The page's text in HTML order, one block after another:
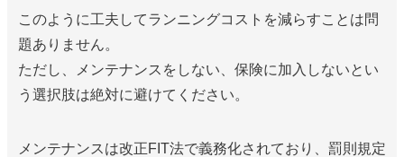
このように工夫してランニングコストを減らすことは問
題ありません。
ただし、メンテナンスをしない、保険に加入しないとい
う選択肢は絶対に避けてください。
メンテナンスは改正FIT法で義務化されており、罰則規定